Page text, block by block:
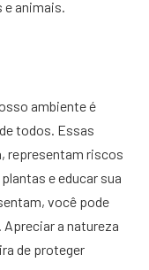
e animais.
ambiente é
todos. Essas
representam riscos
e educar sua
você pode
a natureza
de proteger